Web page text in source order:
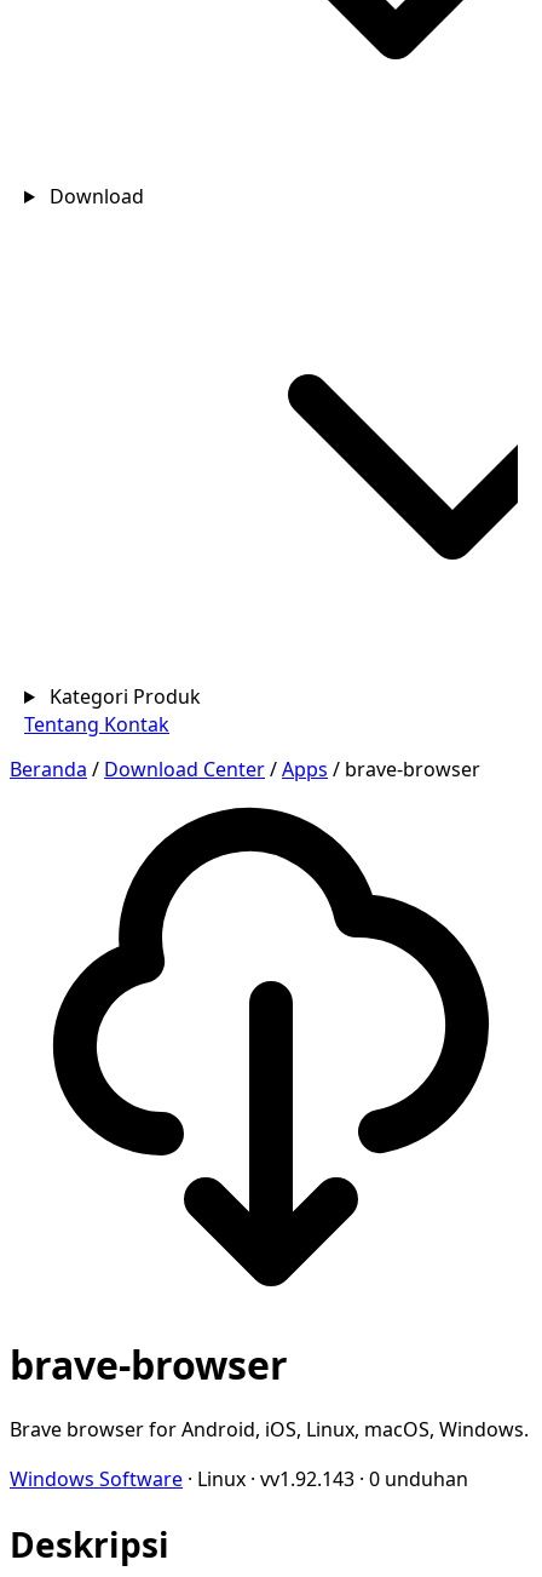
Download
Kategori Produk
Tentang Kontak
Beranda / Download Center/Apps / brave-browser
brave-browser
Brave browser for Android, iOS, Linux, macOS, Windows.
Windows Software · Linux · vv1.92.143 · 0 unduhan
Deskripsi